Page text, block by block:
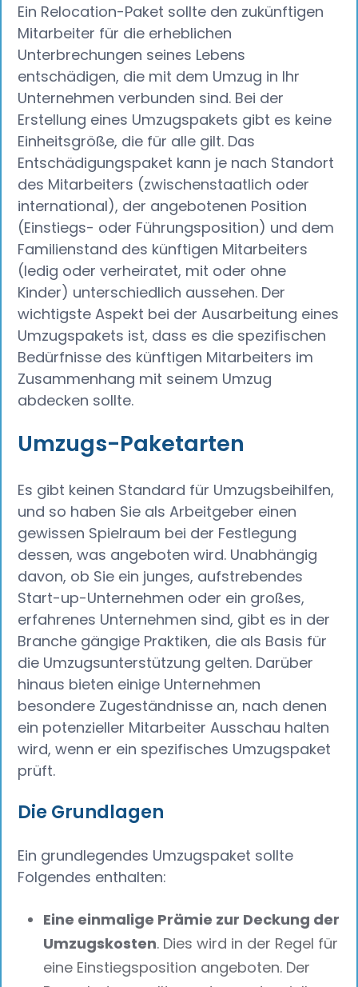
Ein Relocation-Paket sollte den zukünftigen
Mitarbeiter für die erheblichen
Unterbrechungen seines Lebens
entschädigen, die mit dem Umzug in Ihr
Unternehmen verbunden sind. Bei der
Erstellung eines Umzugspakets gibt es keine
Einheitsgröße, die für alle gilt. Das
Entschädigungspaket kann je nach Standort
des Mitarbeiters (zwischenstaatlich oder
international), der angebotenen Position
(Einstiegs- oder Führungsposition) und dem
Familienstand des künftigen Mitarbeiters
(ledig oder verheiratet, mit oder ohne
Kinder) unterschiedlich aussehen. Der
wichtigste Aspekt bei der Ausarbeitung eines
Umzugspakets ist, dass es die spezifischen
Bedürfnisse des künftigen Mitarbeiters im
Zusammenhang mit seinem Umzug
abdecken sollte.
Umzugs-Paketarten
Es gibt keinen Standard für Umzugsbeihilfen,
und so haben Sie als Arbeitgeber einen
gewissen Spielraum bei der Festlegung
dessen, was angeboten wird. Unabhängig
davon, ob Sie ein junges, aufstrebendes
Start-up-Unternehmen oder ein großes,
erfahrenes Unternehmen sind, gibt es in der
Branche gängige Praktiken, die als Basis für
die Umzugsunterstützung gelten. Darüber
hinaus bieten einige Unternehmen
besondere Zugeständnisse an, nach denen
ein potenzieller Mitarbeiter Ausschau halten
wird, wenn er ein spezifisches Umzugspaket
prüft.
Die Grundlagen
Ein grundlegendes Umzugspaket sollte
Folgendes enthalten:
Eine einmalige Prämie zur Deckung der
Umzugskosten. Dies wird in der Regel für
eine Einstiegsposition angeboten. Der